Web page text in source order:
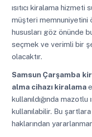
ısıtıcı kiralama
müşteri memnuniyetini
hususları göz önünde
seçmek ve verimli bir
olacaktır.
Samsun Çarşamba
alma cihazı kiralama
kullanıldığında mazotlu
kullanılabilir. Bu
haklarından